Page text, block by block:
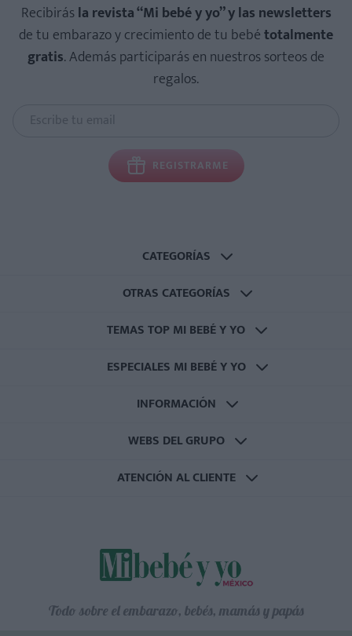
Recibirásla revista “Mi bebé y yo” y las newsletters
de tu embarazo y crecimiento de tu bebétotalmente
gratis. Además participarás en nuestros sorteos de
regalos.
REGISTRARME
CATEGORÍAS
OTRAS CATEGORÍAS
TEMAS TOP MI BEBÉ Y YO
ESPECIALES MI BEBÉ Y YO
INFORMACIÓN
WEBS DEL GRUPO
ATENCIÓN AL CLIENTE
Todo sobre el embarazo, bebés, mamás y papás